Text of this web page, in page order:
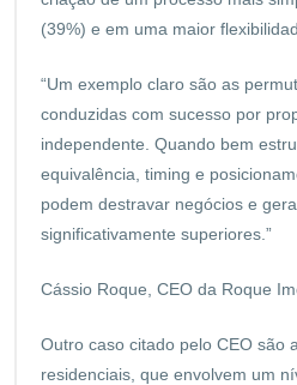
(39%) e em uma maior
“Um exemplo claro são as
conduzidas com sucesso por
independente. Quando bem
equivalência, timing e
podem destravar negócios e
significativamente superiores.”
Cássio Roque, CEO da Roque
Outro caso citado pelo CEO são
residenciais, que envolvem um